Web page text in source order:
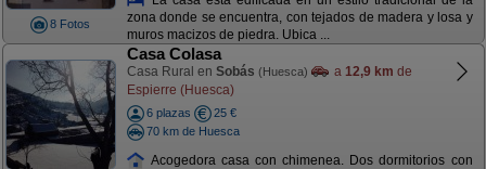
8 Fotos
zona donde se encuentra, con tejados de madera y losa y
muros macizos de piedra. Ubica ...
Casa Colasa
Casa Rural en Sobás (Huesca) a 12,9 km de
Espierre (Huesca)
6 plazas
25 €
70 km de Huesca
Acogedora casa con chimenea. Dos dormitorios con